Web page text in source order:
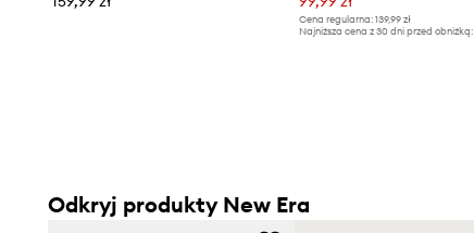
Cena regularna:139,99 zł
Najniższa cena z 30 dni przed obniżką:
Odkryj produkty New Era